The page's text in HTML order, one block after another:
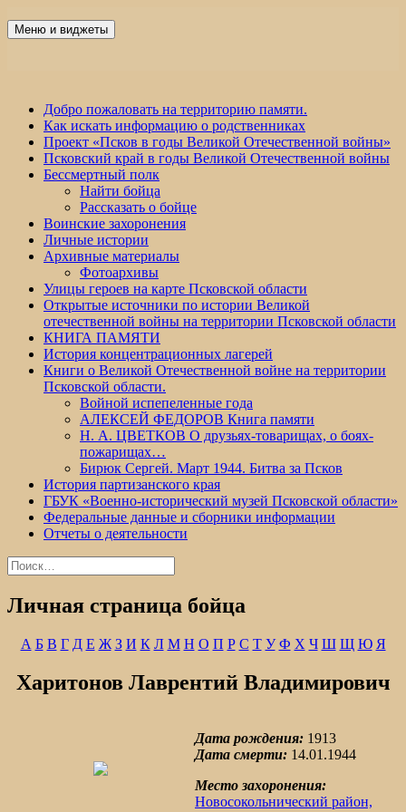
Победа 60
Меню и виджеты
Добро пожаловать на территорию памяти.
Как искать информацию о родственниках
Проект «Псков в годы Великой Отечественной войны»
Псковский край в годы Великой Отечественной войны
Бессмертный полк
Найти бойца
Рассказать о бойце
Воинские захоронения
Личные истории
Архивные материалы
Фотоархивы
Улицы героев на карте Псковской области
Открытые источники по истории Великой
отечественной войны на территории Псковской области
КНИГА ПАМЯТИ
История концентрационных лагерей
Книги о Великой Отечественной войне на территории
Псковской области.
Войной испепеленные года
АЛЕКСЕЙ ФЕДОРОВ Книга памяти
Н. А. ЦВЕТКОВ О друзьях-товарищах, о боях-
пожарищах…
Бирюк Сергей. Март 1944. Битва за Псков
История партизанского края
ГБУК «Военно-исторический музей Псковской области»
Федеральные данные и сборники информации
Отчеты о деятельности
Найти:
Личная страница бойца
А Б В Г Д Е Ж З И К Л М Н О П Р С Т У Ф Х Ч Ш Щ Ю Я
Харитонов Лаврентий Владимирович
Дата рождения: 1913
Дата смерти: 14.01.1944
Место захоронения:
Новосокольнический район,